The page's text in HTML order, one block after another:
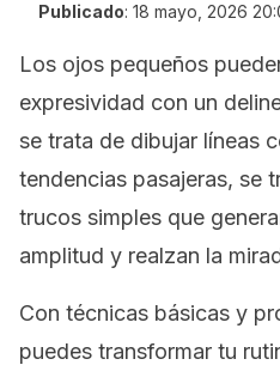
Publicado: 18 mayo, 2026
Los ojos pequeños
expresividad con un
se trata de dibujar líneas
tendencias pasajeras, se
trucos simples que
amplitud y realzan la
Con técnicas básicas y
puedes transformar tu